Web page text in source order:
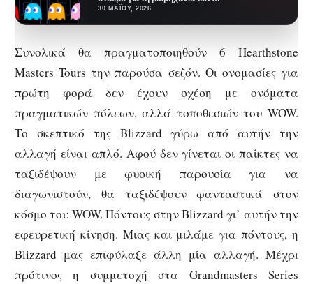
βιντεοπαιχνιδιών, καθώς τότε
30 ΜΑΪ́ΟΥ, 2026
Συνολικά θα πραγματοποιηθούν 6 Hearthstone
Masters Tours την παρούσα σεζόν. Οι ονομασίες για
πρώτη φορά δεν έχουν σχέση με ονόματα
πραγματικών πόλεων, αλλά τοποθεσιών του WOW.
Το σκεπτικό της Blizzard γύρω από αυτήν την
αλλαγή είναι απλό. Αφού δεν γίνεται οι παίκτες να
ταξιδέψουν με φυσική παρουσία για να
διαγωνιστούν, θα ταξιδέψουν φανταστικά στον
κόσμο του WOW. Πόντους στην Blizzard γι’ αυτήν την
εφευρετική κίνηση. Μιας και μιλάμε για πόντους, η
Blizzard μας επιφύλαξε άλλη μία αλλαγή. Μέχρι
πρότινος η συμμετοχή στα Grandmasters Series